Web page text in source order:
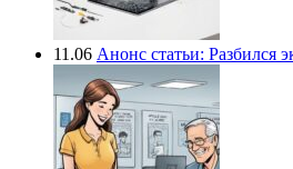
11.06 Анонс статьи: Разбился